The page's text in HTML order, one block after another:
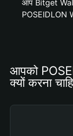
आप Bitget
POSEIDLON
आपको
क्यों करना